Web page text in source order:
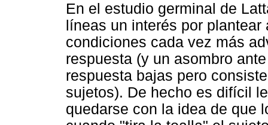
En el estudio germinal de
líneas un interés por
condiciones cada vez más
respuesta (y un asombro
respuesta bajas pero
sujetos). De hecho es difícil
quedarse con la idea de que